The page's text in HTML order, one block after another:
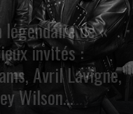
légendaire de «
invités :
Avril Lavigne,
Wilson…